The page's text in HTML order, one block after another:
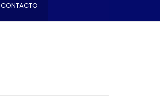
CONTACTO